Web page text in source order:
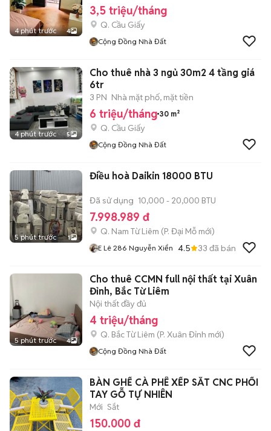
4 phút trước 4
3,5 triệu/tháng
Q. Cầu Giấy
Cộng Đồng Nhà Đất
4 phút trước 5
Cho thuê nhà 3 ngủ 30m2 4 tầng giá
6tr
3 PN Nhà mặt phố, mặt tiền
6 triệu/tháng 30 m²
Q. Cầu Giấy
Cộng Đồng Nhà Đất
5 phút trước 1
Điều hoà Daikin 18000 BTU
Đã sử dụng 10,000 - 20,000 BTU
7.998.989 đ
Q. Nam Từ Liêm (P. Đại Mỗ mới)
E Lê 286 Nguyễn Xiển 4.5 33 đã bán
5 phút trước 4
Cho thuê CCMN full nội thất tại Xuân
Đỉnh, Bắc Từ Liêm
Nội thất đầy đủ
4 triệu/tháng
Q. Bắc Từ Liêm (P. Xuân Đỉnh mới)
Cộng Đồng Nhà Đất
BÀN GHẾ CÀ PHÊ XẾP SẮT CNC PHỐI
TAY GỖ TỰ NHIÊN
Mới Sắt
150.000 đ